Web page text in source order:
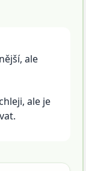
ale
ale je